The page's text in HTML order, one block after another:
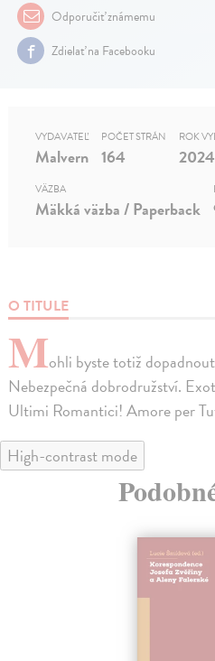
Odporučiť známemu
Zdielať na Facebooku
O TITULE
Mohli byste totiž
Nebezpečná dobrodružství.
Ultimi Romantici! Amore per
VYDAVATEĽ
Malvern
POČET STRÁN
164
ROK
2024
VÄZBA
Mäkká väzba / Paperback
High-contrast mode